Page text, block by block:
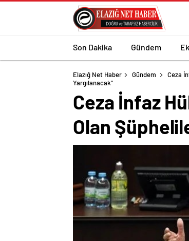
Son Dakika Gündem
Elazığ Net Haber Gündem
Ceza
Yargılanacak”
Ceza İnfaz
Olan